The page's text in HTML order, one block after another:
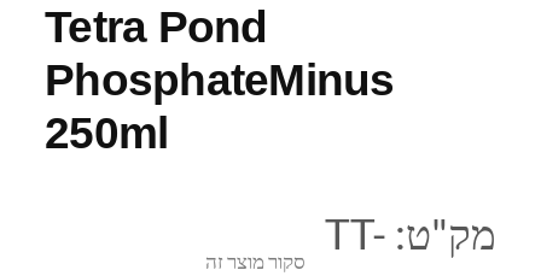
Tetra Pond
PhosphateMinus
250ml
סקור מוצר זה
מק"ט: TT-